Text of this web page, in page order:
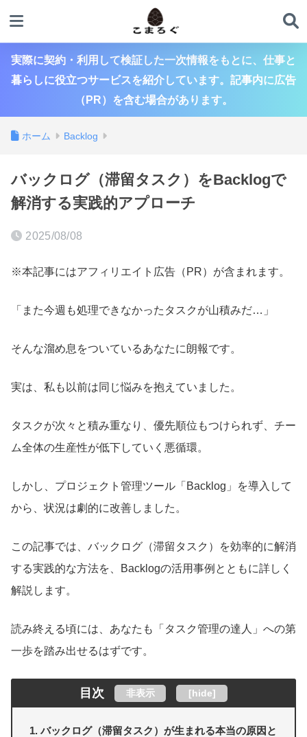
実際に契約・利用して検証した一次情報をもとに、仕事と
暮らしに役立つサービスを紹介しています。記事内に広告
（PR）を含む場合があります。
ホーム Backlog
バックログ（滞留タスク）をBacklogで
解消する実践的アプローチ
2025/08/08
※本記事にはアフィリエイト広告（PR）が含まれます。
「また今週も処理できなかったタスクが山積みだ…」
そんな溜め息をついているあなたに朗報です。
実は、私も以前は同じ悩みを抱えていました。
タスクが次々と積み重なり、優先順位もつけられず、チー
ム全体の生産性が低下していく悪循環。
しかし、プロジェクト管理ツール「Backlog」を導入して
から、状況は劇的に改善しました。
この記事では、バックログ（滞留タスク）を効率的に解消
する実践的な方法を、Backlogの活用事例とともに詳しく
解説します。
読み終える頃には、あなたも「タスク管理の達人」への第
一歩を踏み出せるはずです。
目次 非表示 [hide]
バックログ（滞留タスク）が生まれる本当の原因と